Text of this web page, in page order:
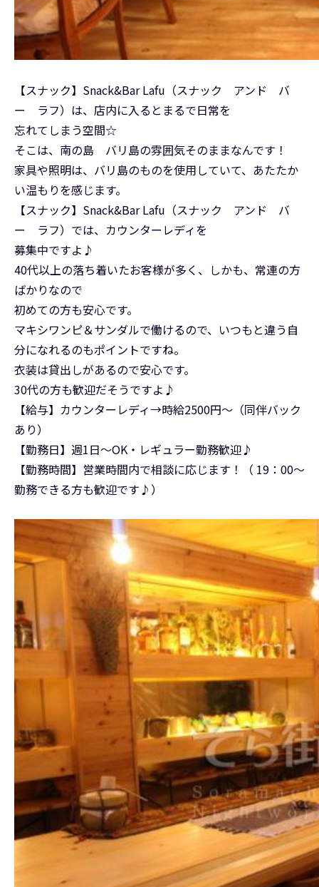
【スナック】Snack&Bar Lafu（スナック アンド バ
ー ラフ）は、店内に入るとまるで日常を
忘れてしまう空間☆
そこは、南の島 バリ島の雰囲気そのままなんです！
家具や照明は、バリ島のものを使用していて、あたたか
い温もりを感じます。
【スナック】Snack&Bar Lafu（スナック アンド バ
ー ラフ）では、カウンターレディを
募集中ですよ♪
40代以上の落ち着いたお客様が多く、しかも、常連の方
ばかりなので
初めての方も安心です。
マキシワンピ＆サンダルで働けるので、いつもと違う自
分になれるのもポイントですね。
衣装は貸出しがあるので安心です。
30代の方も歓迎だそうですよ♪
【給与】カウンターレディ→時給2500円～（同伴バック
あり）
【勤務日】週1日～OK・レギュラー勤務歓迎♪
【勤務時間】営業時間内で相談に応じます！（ 19：00～
勤務できる方も歓迎です♪）